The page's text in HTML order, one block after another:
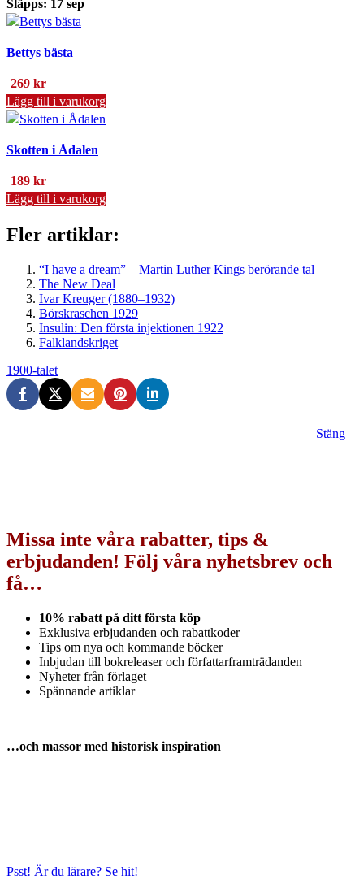
Släpps: 17 sep
Bettys bästa
269 kr
Lägg till i varukorg
Skotten i Ådalen
189 kr
Lägg till i varukorg
Fler artiklar:
“I have a dream” – Martin Luther Kings berörande tal
The New Deal
Ivar Kreuger (1880–1932)
Börskraschen 1929
Insulin: Den första injektionen 1922
Falklandskriget
1900-talet
Stäng
Missa inte våra rabatter, tips &
erbjudanden! Följ våra nyhetsbrev och
få…
10% rabatt på ditt första köp
Exklusiva erbjudanden och rabattkoder
Tips om nya och kommande böcker
Inbjudan till bokreleaser och författarframträdanden
Nyheter från förlaget
Spännande artiklar
…och massor med historisk inspiration
Psst! Är du lärare? Se hit!